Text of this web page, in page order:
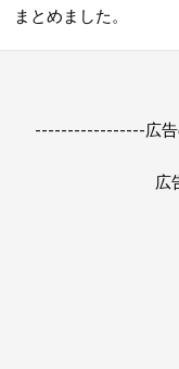
まとめました。
-----------------広告
広